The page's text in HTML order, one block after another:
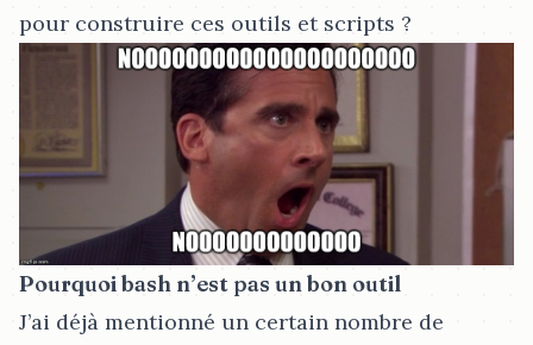
pour construire ces outils et scripts ?
Pourquoi bash n’est pas un bon outil
J’ai déjà mentionné un certain nombre de